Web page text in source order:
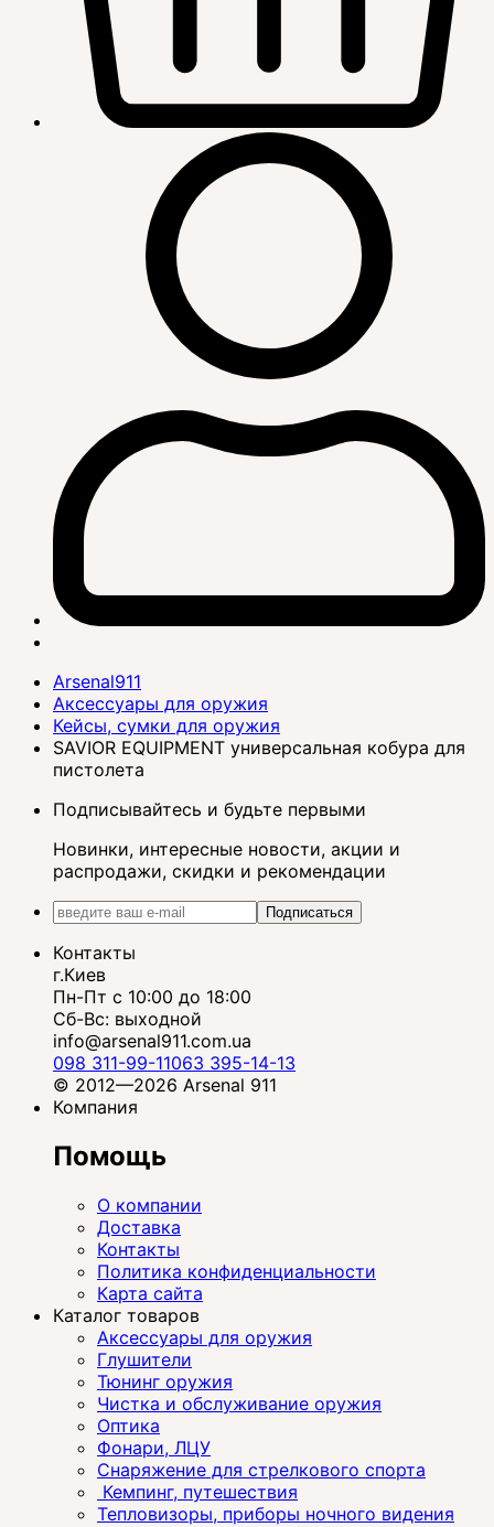
Arsenal911
Аксессуары для оружия
Кейсы, сумки для оружия
SAVIOR EQUIPMENT универсальная кобура для
пистолета
Подписывайтесь и будьте первыми
Новинки, интересные новости, акции и
распродажи, скидки и рекомендации
Подписаться
Контакты
г.Киев
Пн-Пт с 10:00 до 18:00
Сб-Вс: выходной
info@arsenal911.com.ua
098 311-99-11063 395-14-13
© 2012—2026 Arsenal 911
Компания
Помощь
О компании
Доставка
Контакты
Политика конфиденциальности
Карта сайта
Каталог товаров
Аксессуары для оружия
Глушители
Тюнинг оружия
Чистка и обслуживание оружия
Оптика
Фонари, ЛЦУ
Снаряжение для стрелкового спорта
Кемпинг, путешествия
Тепловизоры, приборы ночного видения